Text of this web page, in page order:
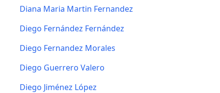
Diana Maria Martin Fernandez
Diego Fernández Fernández
Diego Fernandez Morales
Diego Guerrero Valero
Diego Jiménez López